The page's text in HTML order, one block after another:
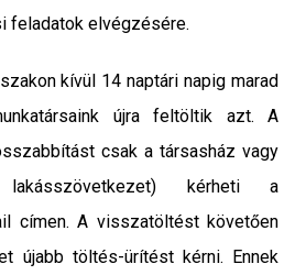
feladatok elvégzésére.
kívül 14 naptári napig marad
újra feltöltik azt. A
csak a társasház vagy
kérheti a
címen. A visszatöltést követően
újabb töltés-ürítést kérni. Ennek